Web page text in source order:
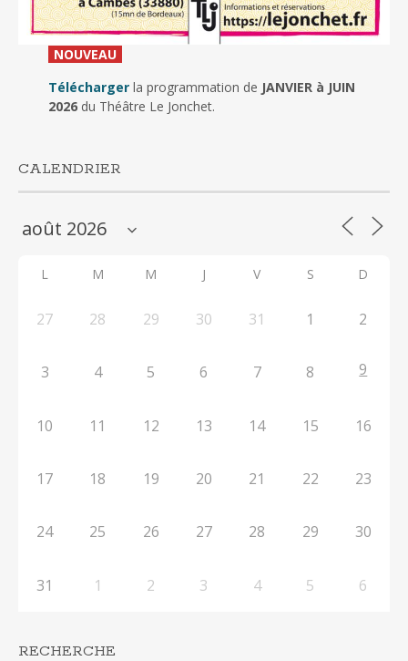
NOUVEAU_
Télécharger la programmation de JANVIER à JUIN
2026du Théâtre Le Jonchet.
CALENDRIER
L M M J V S D
27 28 29 30 31 1 2
3 4 5 6 7 8 9
10 11 12 13 14 15 16
17 18 19 20 21 22 23
24 25 26 27 28 29 30
31 1 2 3 4 5 6
RECHERCHE